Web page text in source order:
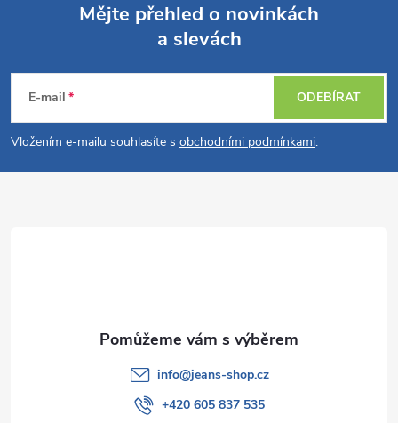
p
a
Mějte přehled o novinkách
a slevách
E-mail
Vložením e-mailu souhlasíte s obchodními podmínkami.
ODEBÍRAT
info@jeans-shop.cz
+420 605 837 535